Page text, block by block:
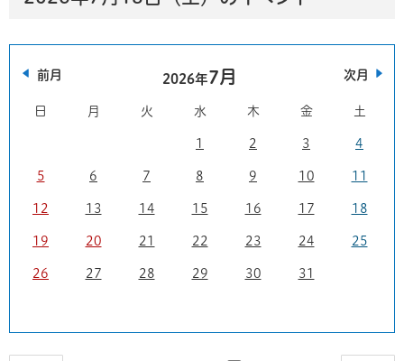
前月 2026年7月 次月
日 月 火 水 木 金 土
1 2 3 4
5 6 7 8 9 10 11
12 13 14 15 16 17 18
19 20 21 22 23 24 25
26 27 28 29 30 31